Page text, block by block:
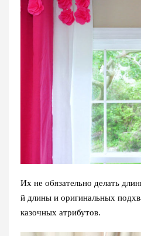
Их не обязательно делать
й длины и оригинальных
казочных атрибутов.